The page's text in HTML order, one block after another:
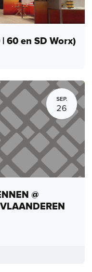
60 en SD Worx)
SEP.
26
@